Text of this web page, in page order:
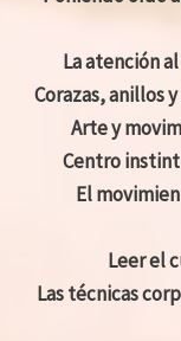
La atención
Corazas, anillos
Arte y
Centro
El
Leer el
Las técnicas